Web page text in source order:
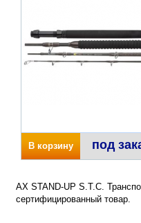
В корзину под
AX STAND-UP S.T.C.
сертифицированный товар.